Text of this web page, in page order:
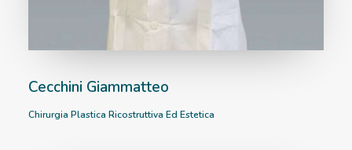
Cecchini Giammatteo
Chirurgia Plastica Ricostruttiva Ed Estetica